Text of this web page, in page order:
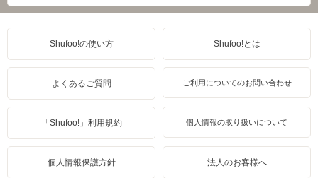
Shufoo!の使い方 Shufoo!とは
よくあるご質問 ご利用についてのお問い合わせ
「Shufoo!」利用規約 個人情報の取り扱いについて
個人情報保護方針 法人のお客様へ